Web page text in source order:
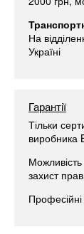
На
Україні
Гарантії
Тільки
виробника
захист